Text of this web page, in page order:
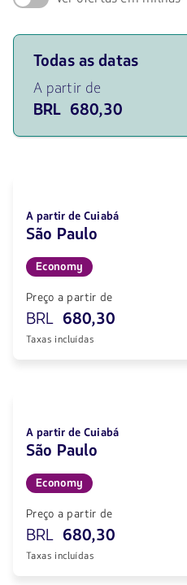
Ver
ofertas
de
voos
para
as
680.3
BRL.
Todas as datas
A partir de
BRL 680,30
A partir de Cuiabá
São Paulo
Economy
Preço a partir de
BRL 680,30
Taxas incluídas
A partir de Cuiabá
São Paulo
Economy
Preço a partir de
BRL 680,30
Taxas incluídas